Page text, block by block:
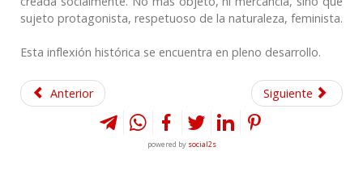
sujeto protagonista, respetuoso de la naturaleza, feminista.
Esta inflexión histórica se encuentra en pleno desarrollo.
Anterior Siguiente
powered by social2s